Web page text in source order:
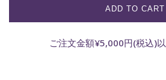
ADD TO CART
ご注文金額¥5,000円(税込)